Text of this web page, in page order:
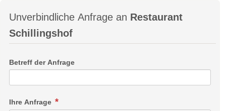
Unverbindliche Anfrage an Restaurant
Schillingshof
Betreff der Anfrage
Ihre Anfrage